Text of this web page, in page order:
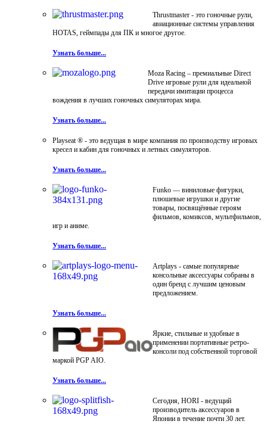
Thrustmaster - это гоночные рули,
авиационные системы управления
HOTAS, геймпады для ПК и многое другое.
Узнать больше...
Moza Racing – премиальные Direct
Drive игровые рули для идеальной
передачи имитации процесса
вождения в лучших гоночных симуляторах мира.
Узнать больше...
Playseat ® - это ведущая в мире компания по производству игровых
кресел и кабин для гоночных и летных симуляторов.
Узнать больше...
Funko — виниловые фигурки,
плюшевые игрушки и другие
товары, посвящённые героям
фильмов, комиксов, мультфильмов,
игр и аниме.
Узнать больше...
Artplays - самые популярные
консольные аксессуары собраны в
один бренд с лучшим ценовым
предложением.
Узнать больше...
Яркие, стильные и удобные в
применении портативные ретро-
консоли под собственной торговой
маркой PGP AIO.
Узнать больше...
Сегодня, HORI - ведущий
производитель аксессуаров в
Японии в течение почти 30 лет.